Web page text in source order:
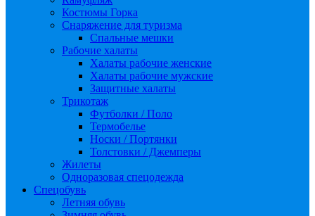
Костюмы Горка
Снаряжение для туризма
Спальные мешки
Рабочие халаты
Халаты рабочие женские
Халаты рабочие мужские
Защитные халаты
Трикотаж
Футболки / Поло
Термобелье
Носки / Портянки
Толстовки / Джемперы
Жилеты
Одноразовая спецодежда
Спецобувь
Летняя обувь